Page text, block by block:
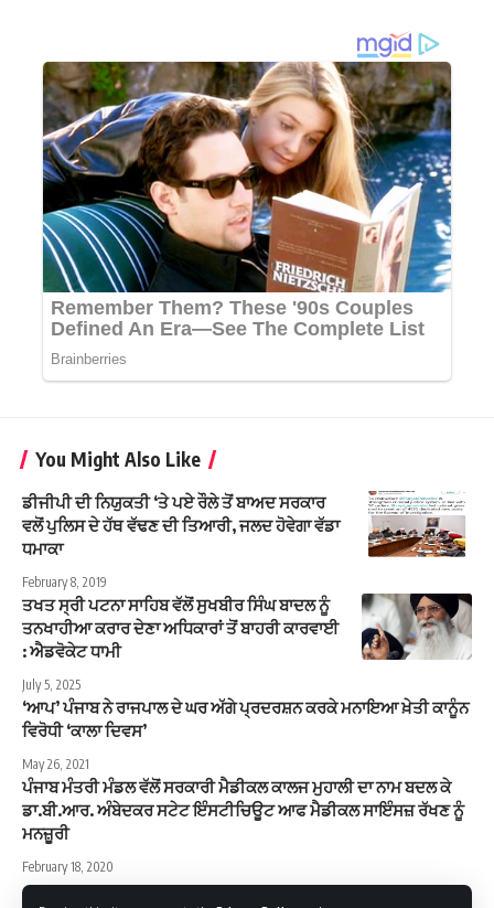
You Might Also Like
ਡੀਜੀਪੀ ਦੀ ਨਿਯੁਕਤੀ ‘ਤੇ ਪਏ ਰੌਲੇ ਤੋਂ ਬਾਅਦ ਸਰਕਾਰ
ਵਲੋਂ ਪੁਲਿਸ ਦੇ ਹੱਥ ਵੱਢਣ ਦੀ ਤਿਆਰੀ, ਜਲਦ ਹੋਵੇਗਾ ਵੱਡਾ
ਧਮਾਕਾ
February 8, 2019
ਤਖਤ ਸ੍ਰੀ ਪਟਨਾ ਸਾਹਿਬ ਵੱਲੋਂ ਸੁਖਬੀਰ ਸਿੰਘ ਬਾਦਲ ਨੂੰ
ਤਨਖਾਹੀਆ ਕਰਾਰ ਦੇਣਾ ਅਧਿਕਾਰਾਂ ਤੋਂ ਬਾਹਰੀ ਕਾਰਵਾਈ
: ਐਡਵੋਕੇਟ ਧਾਮੀ
July 5, 2025
‘ਆਪ’ ਪੰਜਾਬ ਨੇ ਰਾਜਪਾਲ ਦੇ ਘਰ ਅੱਗੇ ਪ੍ਰਦਰਸ਼ਨ ਕਰਕੇ ਮਨਾਇਆ ਖ਼ੇਤੀ ਕਾਨੂੰਨ
ਵਿਰੋਧੀ ‘ਕਾਲਾ ਦਿਵਸ’
May 26, 2021
ਪੰਜਾਬ ਮੰਤਰੀ ਮੰਡਲ ਵੱਲੋਂ ਸਰਕਾਰੀ ਮੈਡੀਕਲ ਕਾਲਜ ਮੁਹਾਲੀ ਦਾ ਨਾਮ ਬਦਲ ਕੇ
ਡਾ.ਬੀ.ਆਰ. ਅੰਬੇਦਕਰ ਸਟੇਟ ਇੰਸਟੀਚਿਊਟ ਆਫ ਮੈਡੀਕਲ ਸਾਇੰਸਜ਼ ਰੱਖਣ ਨੂੰ
ਮਨਜ਼ੂਰੀ
February 18, 2020